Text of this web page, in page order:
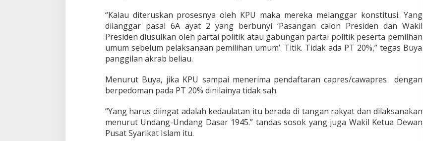
k
K
o
n
t
t
u
i
o
n
a
“Kalau diteruskan prosesnya oleh KPU maka mereka melanggar konstitusi. Yang
dilanggar pasal 6A ayat 2 yang berbunyi ‘Pasangan calon Presiden dan Wakil
Presiden diusulkan oleh partai politik atau gabungan partai politik peserta pemilhan
umum sebelum pelaksanaan pemilihan umum’. Titik. Tidak ada PT 20%,” tegas Buya
panggilan akrab beliau.
Menurut Buya, jika KPU sampai menerima pendaftaran capres/cawapres dengan
berpedoman pada PT 20% dinilainya tidak sah.
“Yang harus diingat adalah kedaulatan itu berada di tangan rakyat dan dilaksanakan
menurut Undang-Undang Dasar 1945.” tandas sosok yang juga Wakil Ketua Dewan
Pusat Syarikat Islam itu.